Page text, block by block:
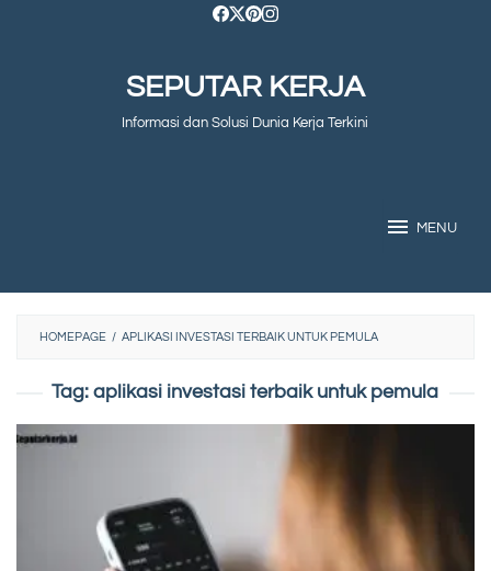
SEPUTAR KERJA
Informasi dan Solusi Dunia Kerja Terkini
MENU
HOMEPAGE / APLIKASI INVESTASI TERBAIK UNTUK PEMULA
Tag:aplikasi investasi terbaik untuk pemula